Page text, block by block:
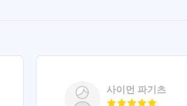
사이먼 파기츠